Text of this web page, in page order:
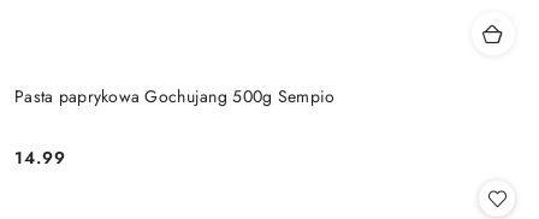
Pasta paprykowa Gochujang 500g Sempio
Cena:
14.99